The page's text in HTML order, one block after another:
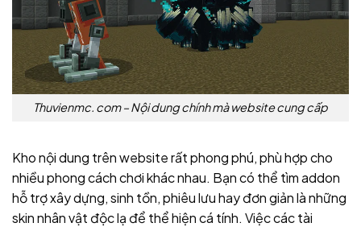
Thuvienmc. com – Nội dung chính mà website cung cấp
Kho nội dung trên website rất phong phú, phù hợp cho
nhiều phong cách chơi khác nhau. Bạn có thể tìm addon
hỗ trợ xây dựng, sinh tồn, phiêu lưu hay đơn giản là những
skin nhân vật độc lạ để thể hiện cá tính. Việc các tài